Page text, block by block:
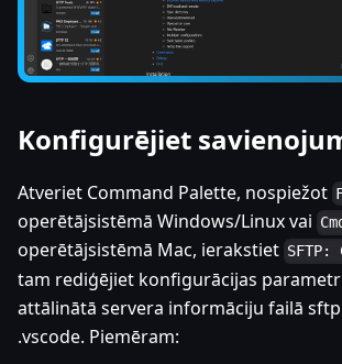
Konfigurējiet
Atveriet Command Palette, nospiežot
operētājsistēmā Windows/Linux vai
operētājsistēmā Mac, ierakstiet SFTP:
tam rediģējiet konfigurācijas
attālinātā servera informāciju failā
.vscode. Piemēram: